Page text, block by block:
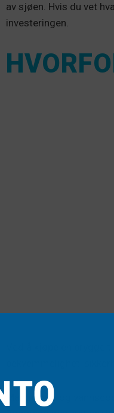
av sjøen. Hvis du vet
investeringen.
Ved å kjøpe en
bekvemmelighet,
Mange båt- og